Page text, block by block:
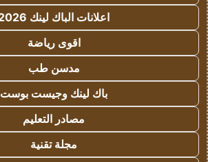
اعلانات الباك لينك 2026
اقوى رياضة
مدسن طب
باك لينك وجيست بوست
مصادر التعليم
مجلة تقنية